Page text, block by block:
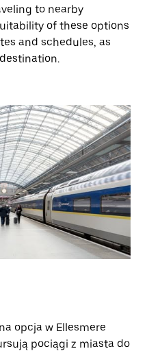
to nearby
of these options
and schedules, as
opcja w Ellesmere
pociągi z miasta do